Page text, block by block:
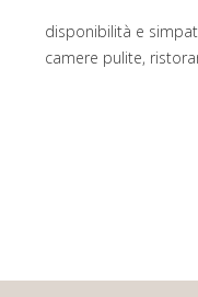
disponibilità e
camere pulite,